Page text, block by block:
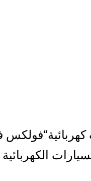
“فولكس